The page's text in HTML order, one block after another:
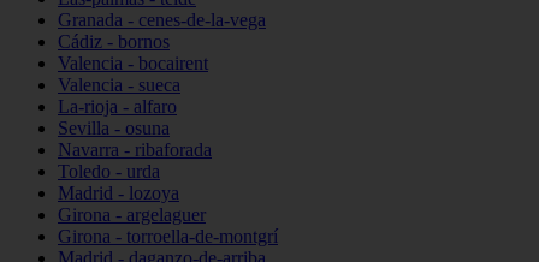
Granada - cenes-de-la-vega
Cádiz - bornos
Valencia - bocairent
Valencia - sueca
La-rioja - alfaro
Sevilla - osuna
Navarra - ribaforada
Toledo - urda
Madrid - lozoya
Girona - argelaguer
Girona - torroella-de-montgrí
Madrid - daganzo-de-arriba